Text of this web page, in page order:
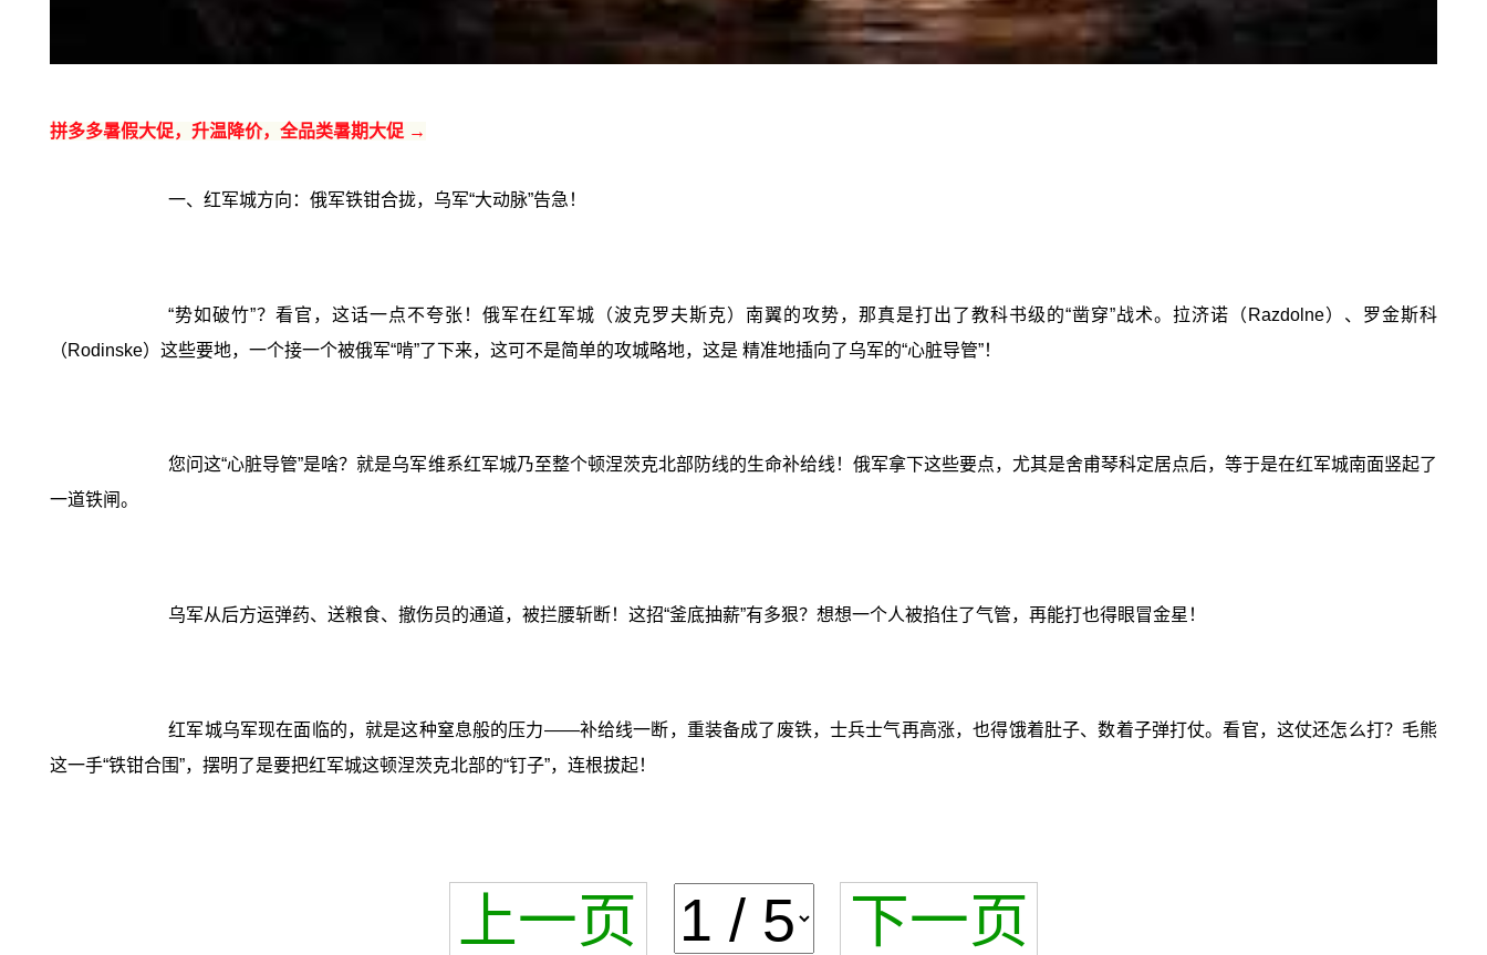
拼多多暑假大促，升温降价，全品类暑期大促 →
一、红军城方向：俄军铁钳合拢，乌军“大动脉”告急！
“势如破竹”？看官，这话一点不夸张！俄军在红军城（波克罗夫斯克）南翼的攻势，那真是打出了教科书级的“凿穿”战术。拉济诺（Razdolne）、罗金斯科
（Rodinske）这些要地，一个接一个被俄军“啃”了下来，这可不是简单的攻城略地，这是 精准地插向了乌军的“心脏导管”！
您问这“心脏导管”是啥？就是乌军维系红军城乃至整个顿涅茨克北部防线的生命补给线！俄军拿下这些要点，尤其是舍甫琴科定居点后，等于是在红军城南面竖起了
一道铁闸。
乌军从后方运弹药、送粮食、撤伤员的通道，被拦腰斩断！这招“釜底抽薪”有多狠？想想一个人被掐住了气管，再能打也得眼冒金星！
红军城乌军现在面临的，就是这种窒息般的压力——补给线一断，重装备成了废铁，士兵士气再高涨，也得饿着肚子、数着子弹打仗。看官，这仗还怎么打？毛熊
这一手“铁钳合围”，摆明了是要把红军城这顿涅茨克北部的“钉子”，连根拔起！
上一页 下一页